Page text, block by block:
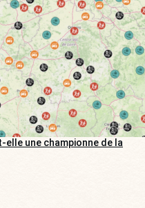
elle une championne de la